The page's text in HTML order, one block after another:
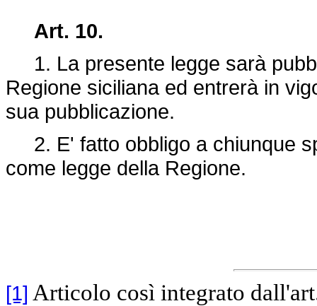
Art. 10.
1. La presente legge sarà
Regione siciliana ed entrerà in
sua pubblicazione.
2. E' fatto obbligo a chiunque
come legge della Regione.
[1] Articolo così integrato